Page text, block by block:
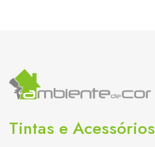
Tintas e Acessórios